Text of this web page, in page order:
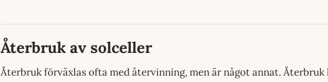
Återbruk av solceller
Återbruk förväxlas ofta med återvinning, men är något annat.